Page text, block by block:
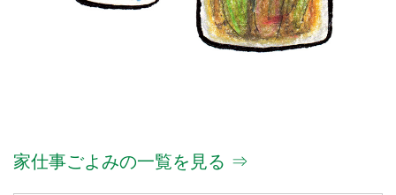
家仕事ごよみの一覧を見る ⇒